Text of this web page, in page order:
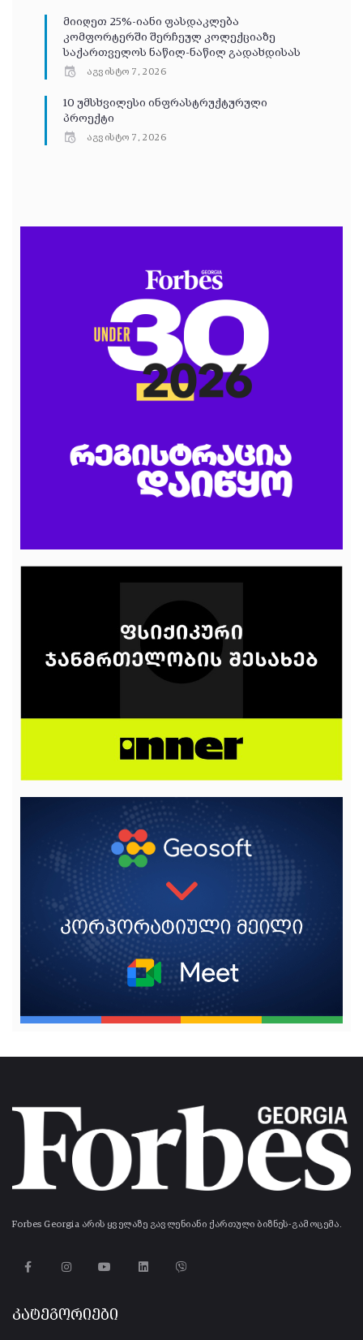
მიიღეთ 25%-იანი ფასდაკლება
კომფორტერში შერჩეულ კოლექციაზე
საქართველოს ნაწილ-ნაწილ გადახდისას
აგვისტო 7, 2026
10 უმსხვილესი ინფრასტრუქტურული
პროექტი
აგვისტო 7, 2026
Forbes Georgia არის ყველაზე გავლენიანი ქართული ბიზნეს-გამოცემა.
კატეგორიები